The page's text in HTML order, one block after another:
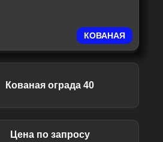
КОВАНАЯ
Кованая ограда 40
Цена по запросу